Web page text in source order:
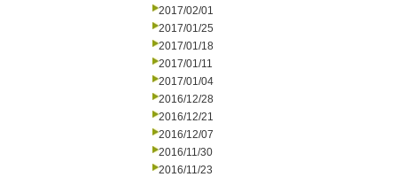
2017/02/01
2017/01/25
2017/01/18
2017/01/11
2017/01/04
2016/12/28
2016/12/21
2016/12/07
2016/11/30
2016/11/23